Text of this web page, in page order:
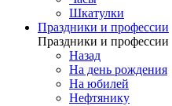
Шкатулки
Праздники и профессии
Праздники и профессии
Назад
На день рождения
На юбилей
Нефтянику